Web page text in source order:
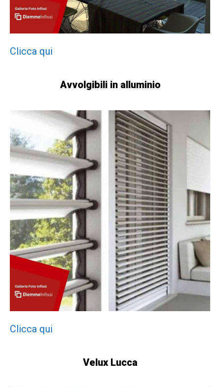
Clicca qui
Avvolgibili in alluminio
Clicca qui
Velux Lucca